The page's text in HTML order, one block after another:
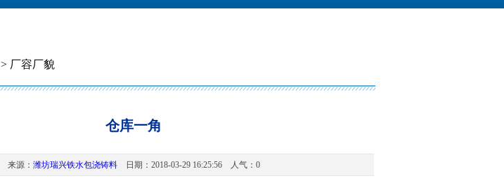
> 厂容厂貌
仓库一角
来源： 潍坊瑞兴铁水包浇铸料日期：2018-03-29 16:25:56 人气： 0